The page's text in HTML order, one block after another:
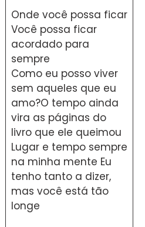
Onde você possa ficar
Você possa ficar
acordado para
sempre
Como eu posso viver
sem aqueles que eu
amo?O tempo ainda
vira as páginas do
livro que ele queimou
Lugar e tempo sempre
na minha mente Eu
tenho tanto a dizer,
mas você está tão
longe